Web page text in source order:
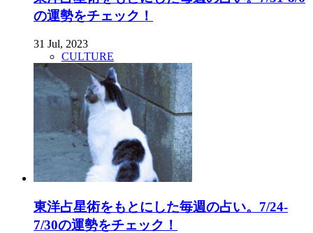
の運勢をチェック！
31 Jul, 2023
CULTURE
東洋占星術をもとにした毎週の占い。7/24-
7/30の運勢をチェック！